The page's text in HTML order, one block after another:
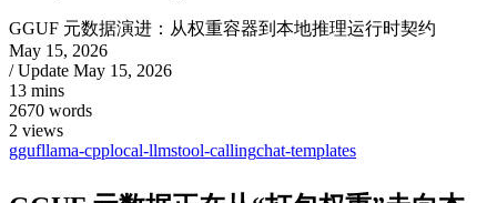
GGUF 元数据演进：从权重容器到本地推理运行时契约
May 15, 2026
/ Update May 15, 2026
13 mins
2670 words
2 views
ggufllama-cpplocal-llmstool-callingchat-templates